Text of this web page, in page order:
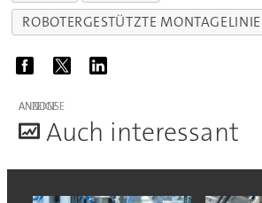
ROBOTERGESTÜTZTE MONTAGELINIE
ANZEIGE
Auch interessant